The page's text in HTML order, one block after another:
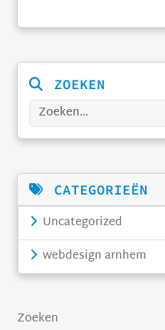
ZOEKEN
Zoeken
CATEGORIEËN
Uncategorized
webdesign arnhem
Zoeken